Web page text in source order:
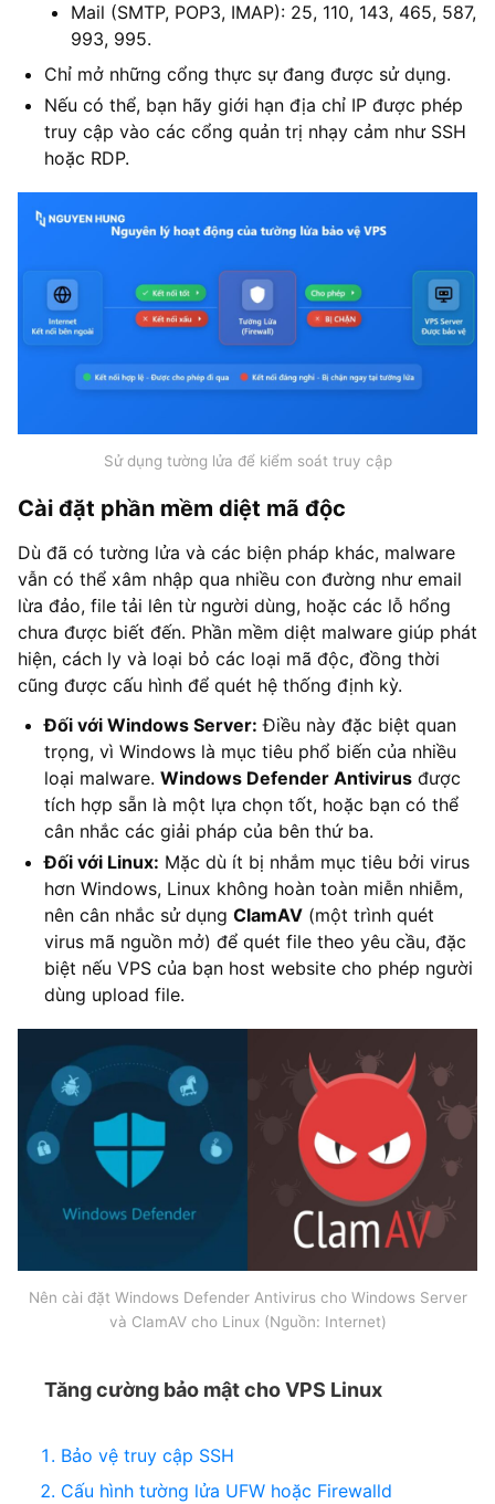
Mail (SMTP, POP3, IMAP): 25, 110, 143, 465, 587,
993, 995.
Chỉ mở những cổng thực sự đang được sử dụng.
Nếu có thể, bạn hãy giới hạn địa chỉ IP được phép
truy cập vào các cổng quản trị nhạy cảm như SSH
hoặc RDP.
Sử dụng tường lửa để kiểm soát truy cập
Cài đặt phần mềm diệt mã độc
Dù đã có tường lửa và các biện pháp khác, malware
vẫn có thể xâm nhập qua nhiều con đường như email
lừa đảo, file tải lên từ người dùng, hoặc các lỗ hổng
chưa được biết đến. Phần mềm diệt malware giúp phát
hiện, cách ly và loại bỏ các loại mã độc, đồng thời
cũng được cấu hình để quét hệ thống định kỳ.
Đối với Windows Server: Điều này đặc biệt quan
trọng, vì Windows là mục tiêu phổ biến của nhiều
loại malware. Windows Defender Antivirus được
tích hợp sẵn là một lựa chọn tốt, hoặc bạn có thể
cân nhắc các giải pháp của bên thứ ba.
Đối với Linux: Mặc dù ít bị nhắm mục tiêu bởi virus
hơn Windows, Linux không hoàn toàn miễn nhiễm,
nên cân nhắc sử dụng ClamAV (một trình quét
virus mã nguồn mở) để quét file theo yêu cầu, đặc
biệt nếu VPS của bạn host website cho phép người
dùng upload file.
Nên cài đặt Windows Defender Antivirus cho Windows Server
và ClamAV cho Linux (Nguồn: Internet)
Tăng cường bảo mật cho VPS Linux
Bảo vệ truy cập SSH
Cấu hình tường lửa UFW hoặc Firewalld